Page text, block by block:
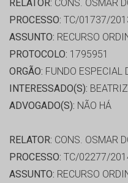
RELATOR: CONS. OSMAR
PROCESSO: TC/01737/
ASSUNTO: RECURSO
PROTOCOLO: 1795951
ORGÃO: FUNDO ESPECIAL
INTERESSADO(S):
ADVOGADO(S): NÃO HÁ
RELATOR: CONS. OSMAR
PROCESSO: TC/02277/
ASSUNTO: RECURSO